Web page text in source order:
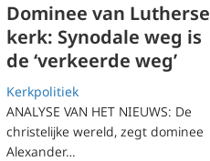
Dominee van Lutherse
kerk: Synodale weg is
de ‘verkeerde weg’
Kerkpolitiek
ANALYSE VAN HET NIEUWS: De
christelijke wereld, zegt dominee
Alexander…